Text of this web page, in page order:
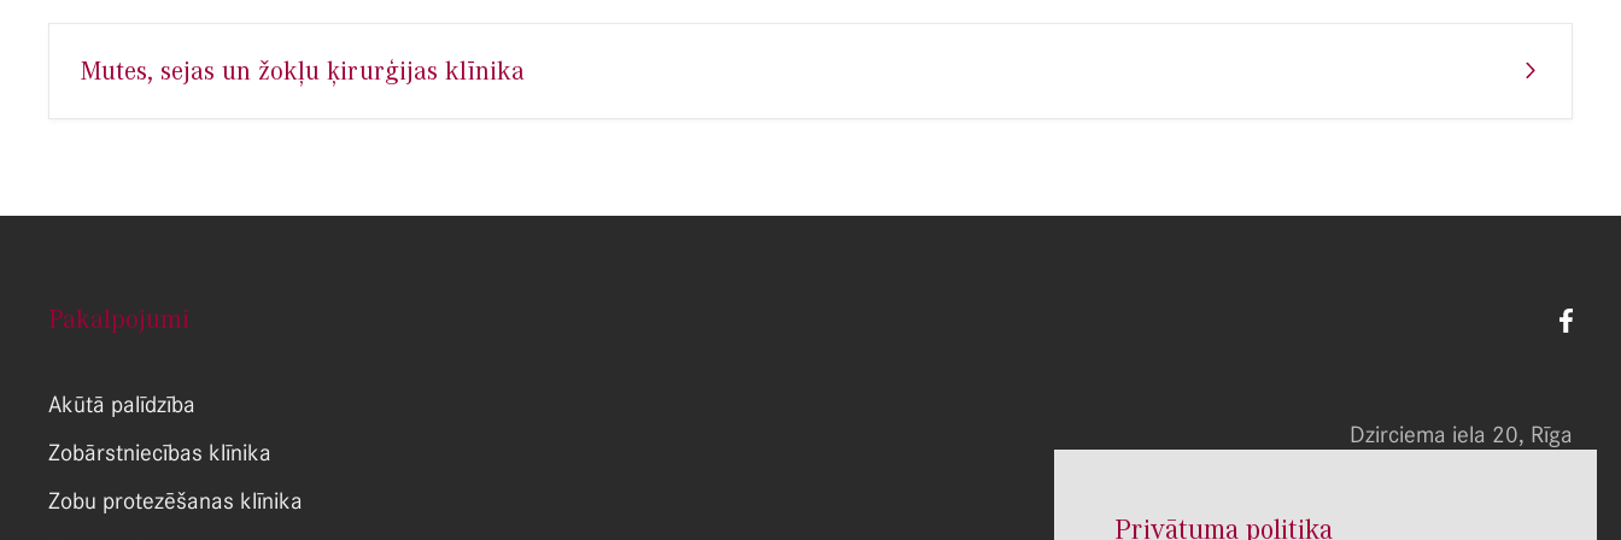
Mutes, sejas un žokļu ķirurģijas klīnika
Pakalpojumi
Akūtā palīdzība
Zobārstniecības klīnika
Zobu protezēšanas klīnika
Dzirciema iela 20, Rīga
Privātuma politika